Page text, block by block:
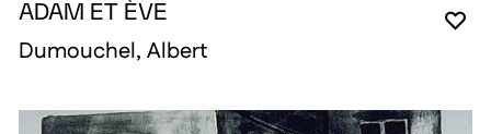
ADAM ET ÈVE
Dumouchel, Albert